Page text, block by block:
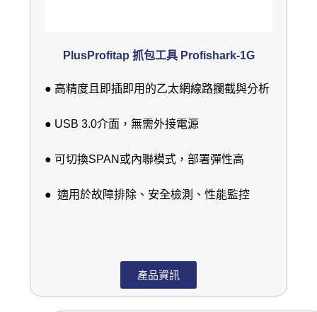
產品資訊
PlusProfitap 抓包工具 Profishark-1G
● 高精度且即插即用的乙太網線路攔截與分析
● USB 3.0介面，無需外接電源
● 可切換SPAN或內聯模式，部署彈性高
● 適用於故障排除、安全檢測、性能監控